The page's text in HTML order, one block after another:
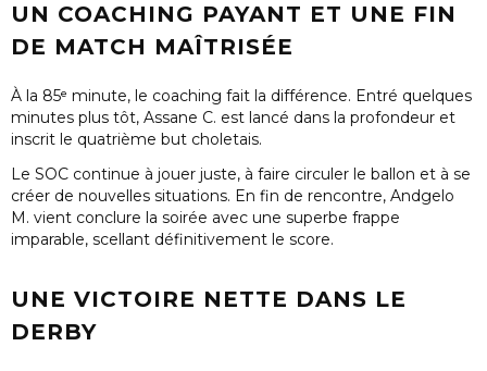
UN COACHING PAYANT ET UNE FIN
DE MATCH MAÎTRISÉE
À la 85ᵉ minute, le coaching fait la différence. Entré quelques
minutes plus tôt, Assane C. est lancé dans la profondeur et
inscrit le quatrième but choletais.
Le SOC continue à jouer juste, à faire circuler le ballon et à se
créer de nouvelles situations. En fin de rencontre, Andgelo
M. vient conclure la soirée avec une superbe frappe
imparable, scellant définitivement le score.
UNE VICTOIRE NETTE DANS LE
DERBY